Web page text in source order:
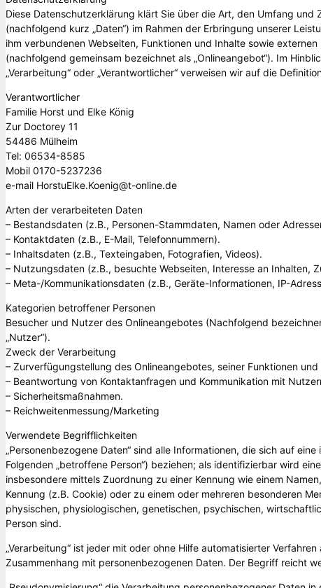
Diese Datenschutzerklärung klärt Sie über die Art, den Umfang
(nachfolgend kurz „Daten“) im Rahmen der Erbringung unserer
ihm verbundenen Webseiten, Funktionen und Inhalte sowie
(nachfolgend gemeinsam bezeichnet als „Onlineangebot“). Im
„Verarbeitung“ oder „Verantwortlicher“ verweisen wir auf die
Verantwortlicher
Familie Horst und Elke König
Zur Doctorey 11
54486 Mülheim
Tel: 06534-8585
Mobil 0170-5237236
e-mail HorstuElke.Koenig@t-online.de
Arten der verarbeiteten Daten
– Bestandsdaten (z.B., Personen-Stammdaten, Namen oder
– Kontaktdaten (z.B., E-Mail, Telefonnummern).
– Inhaltsdaten (z.B., Texteingaben, Fotografien, Videos).
– Nutzungsdaten (z.B., besuchte Webseiten, Interesse an Inhalten,
– Meta-/Kommunikationsdaten (z.B., Geräte-Informationen, IP-
Kategorien betroffener Personen
Besucher und Nutzer des Onlineangebotes (Nachfolgend
„Nutzer“).
Zweck der Verarbeitung
– Zurverfügungstellung des Onlineangebotes, seiner Funktionen und
– Beantwortung von Kontaktanfragen und Kommunikation mit
– Sicherheitsmaßnahmen.
– Reichweitenmessung/Marketing
Verwendete Begrifflichkeiten
„Personenbezogene Daten“ sind alle Informationen, die sich auf
Folgenden „betroffene Person“) beziehen; als identifizierbar wird
insbesondere mittels Zuordnung zu einer Kennung wie einem
Kennung (z.B. Cookie) oder zu einem oder mehreren besonderen
physischen, physiologischen, genetischen, psychischen,
Person sind.
„Verarbeitung“ ist jeder mit oder ohne Hilfe automatisierter
Zusammenhang mit personenbezogenen Daten. Der Begriff reicht